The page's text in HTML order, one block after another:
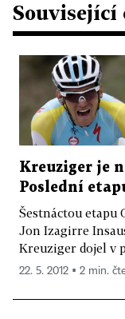
Související
Kreuziger je
Poslední
Šestnáctou etapu
Jon Izagirre
Kreuziger dojel v
22. 5. 2012 ▪ 2 min.